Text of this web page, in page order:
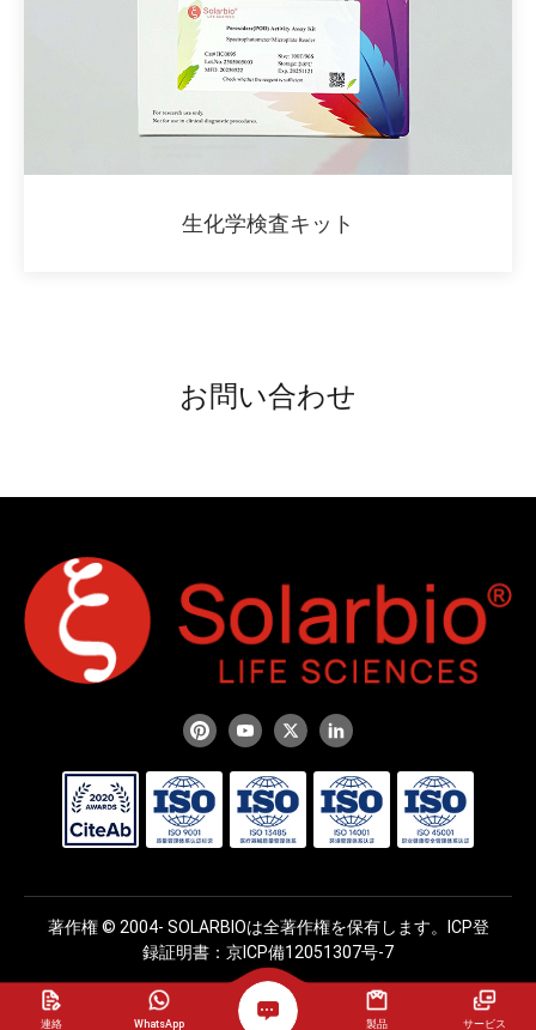
生化学検査キット
お問い合わせ
著作権 © 2004- SOLARBIOは全著作権を保有します。ICP登
録証明書：京ICP備12051307号-7
連絡 WhatsApp 製品 サービス